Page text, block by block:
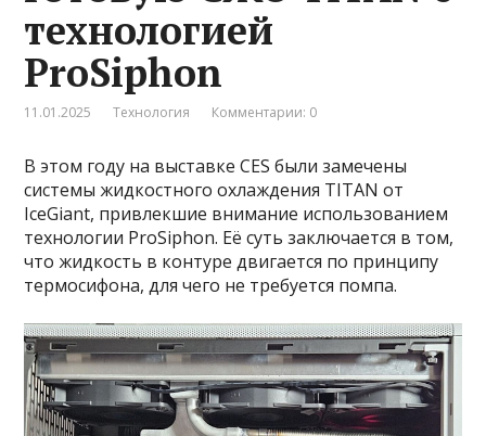
технологией
ProSiphon
11.01.2025 Технология Комментарии: 0
В этом году на выставке CES были замечены
системы жидкостного охлаждения TITAN от
IceGiant, привлекшие внимание использованием
технологии ProSiphon. Её суть заключается в том,
что жидкость в контуре двигается по принципу
термосифона, для чего не требуется помпа.